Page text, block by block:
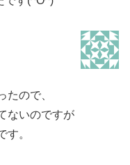
たので、
ないのですが
す。